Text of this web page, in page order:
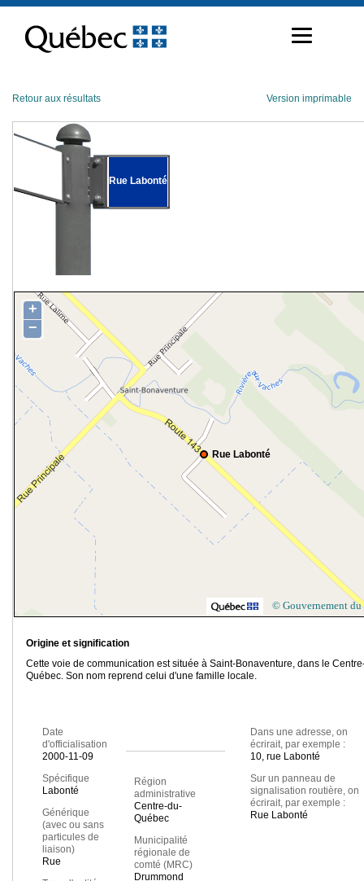
contenu
Retour aux résultats Version imprimable
Rue Labonté
Rue Labonté
+
−
© Gouvernement du
Origine et signification
Cette voie de communication est située à Saint-Bonaventure, dans le
Québec. Son nom reprend celui d'une famille locale.
Date
d'officialisation
2000-11-09
Spécifique
Labonté
Générique
(avec ou sans
particules de
liaison)
Rue
Région
administrative
Centre-du-
Québec
Municipalité
régionale de
comté (MRC)
Drummond
Dans une adresse, on
écrirait, par exemple :
10, rue Labonté
Sur un panneau de
signalisation routière, on
écrirait, par exemple :
Rue Labonté